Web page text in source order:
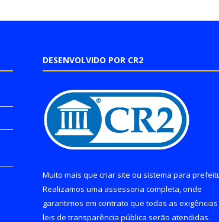
DESENVOLVIDO POR CR2
Muito mais que criar site ou sistema para
Realizamos uma assessoria completa, onde
garantimos em contrato que todas as
leis de transparência pública serão atendidas.